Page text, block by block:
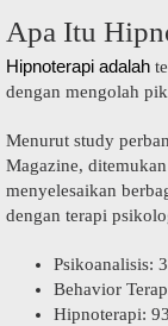
Apa Itu
Hipnoterapi adalah
dengan mengolah
Menurut study
Magazine,
menyelesaikan
dengan terapi
Psikoanalisis:
Behavior
Hipnoterapi: